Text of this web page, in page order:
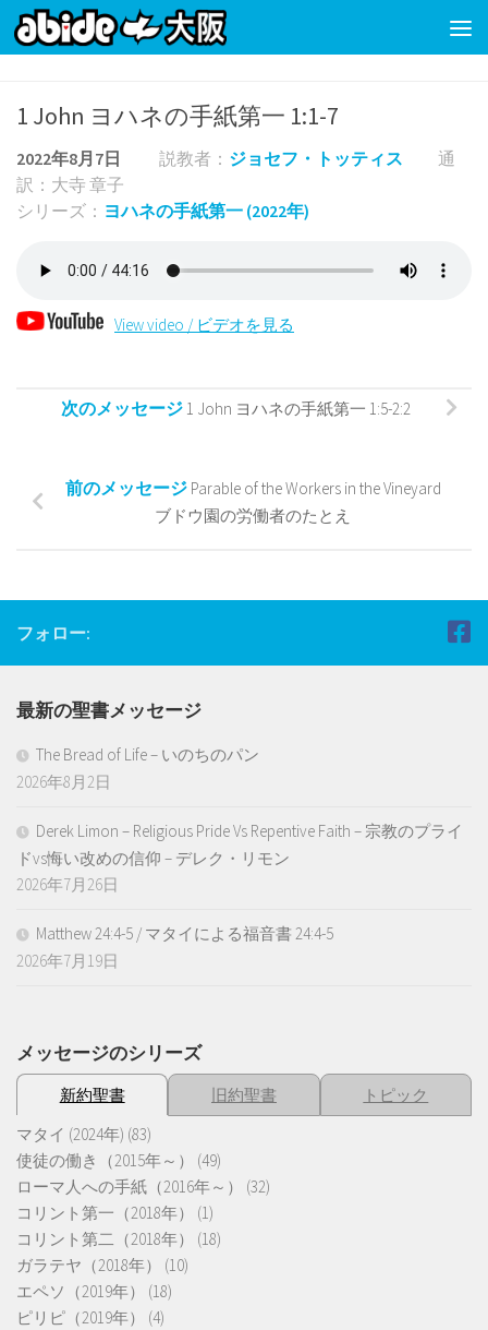
コンテンツの下
1 John ヨハネの手紙第一 1:1-7
2022年8月7日 説教者： ジョセフ・トッティス
通
訳：大寺 章子
シリーズ： ヨハネの手紙第一 (2022年)
View video / ビデオを見る
次のメッセージ 1 John ヨハネの手紙第一 1:5-2:2
前のメッセージ Parable of the Workers in the Vineyard
ブドウ園の労働者のたとえ
フォロー:
最新の聖書メッセージ
The Bread of Life – いのちのパン
2026年8月2日
Derek Limon – Religious Pride Vs Repentive Faith – 宗教のプライ
ドvs悔い改めの信仰 – デレク・リモン
2026年7月26日
Matthew 24:4-5 / マタイによる福音書 24:4-5
2026年7月19日
メッセージのシリーズ
新約聖書 旧約聖書
トピック
マタイ (2024年) (83)
使徒の働き（2015年～）
(49)
ローマ人への手紙（2016年～）
(32)
コリント第一（2018年）
(1)
コリント第二（2018年）
(18)
ガラテヤ（2018年）
(10)
エペソ（2019年）
(18)
ピリピ（2019年）
(4)